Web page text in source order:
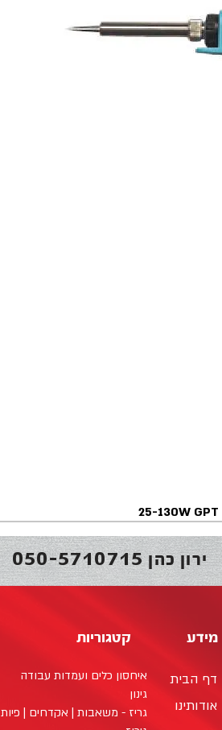
קטגוריות
איחסון כלים ועמדות עבודה
גינון
גריז - משאבות | אקדחים | פיות
מידע
דף הבית
אודותינו
ירון כהן050-5710715